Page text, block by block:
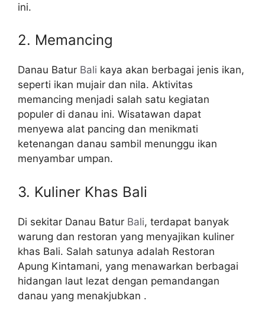
ini.
2. Memancing
Danau Batur Bali kaya akan berbagai jenis ikan,
seperti ikan mujair dan nila. Aktivitas
memancing menjadi salah satu kegiatan
populer di danau ini. Wisatawan dapat
menyewa alat pancing dan menikmati
ketenangan danau sambil menunggu ikan
menyambar umpan.
3. Kuliner Khas Bali
Di sekitar Danau Batur Bali, terdapat banyak
warung dan restoran yang menyajikan kuliner
khas Bali. Salah satunya adalah Restoran
Apung Kintamani, yang menawarkan berbagai
hidangan laut lezat dengan pemandangan
danau yang menakjubkan .